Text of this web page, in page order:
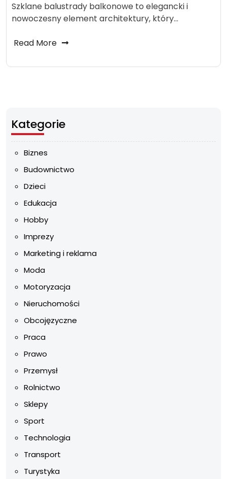
Szklane balustrady balkonowe to elegancki i
nowoczesny element architektury, który…
Read More
Kategorie
Biznes
Budownictwo
Dzieci
Edukacja
Hobby
Imprezy
Marketing i reklama
Moda
Motoryzacja
Nieruchomości
Obcojęzyczne
Praca
Prawo
Przemysł
Rolnictwo
Sklepy
Sport
Technologia
Transport
Turystyka